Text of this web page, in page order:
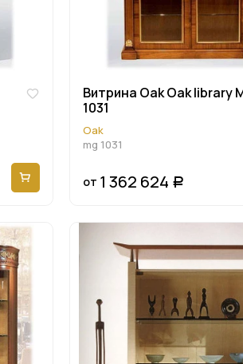
Витрина Oak Oak library
1031
Oak
mg 1031
от 1 362 624 Р